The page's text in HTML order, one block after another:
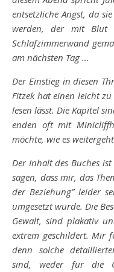
entsetzliche Angst, da
werden, der mit Blut
Schlafzimmerwand
am nächsten Tag …
Der Einstieg in diesen
Fitzek hat einen leicht
lesen lässt. Die Kapitel
enden oft mit
möchte, wie es
Der Inhalt des Buches
sagen, dass mir, das
der Beziehung” leider
umgesetzt wurde. Die
Gewalt, sind plakativ
extrem geschildert. Mir
denn solche
sind, weder für die